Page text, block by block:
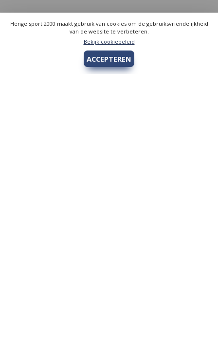
Hengelsport 2000 maakt gebruik van cookies om de gebruiksvriendelijkheid
van de website te verbeteren.
Bekijk cookiebeleid
ACCEPTEREN